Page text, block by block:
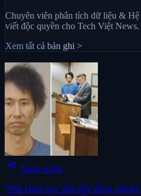
Chuyên viên phân tích dữ liệu &
viết độc quyền cho Tech Việt News.
Xem tất cả bản ghi >
keyboard_double_arrow_left Node trước
'Nhà khoa học' đầu độc đồng